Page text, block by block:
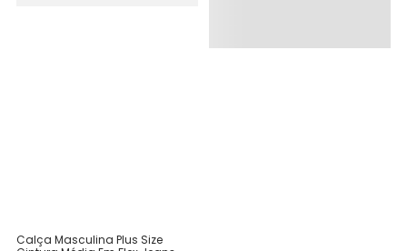
Calça Masculina Plus Size